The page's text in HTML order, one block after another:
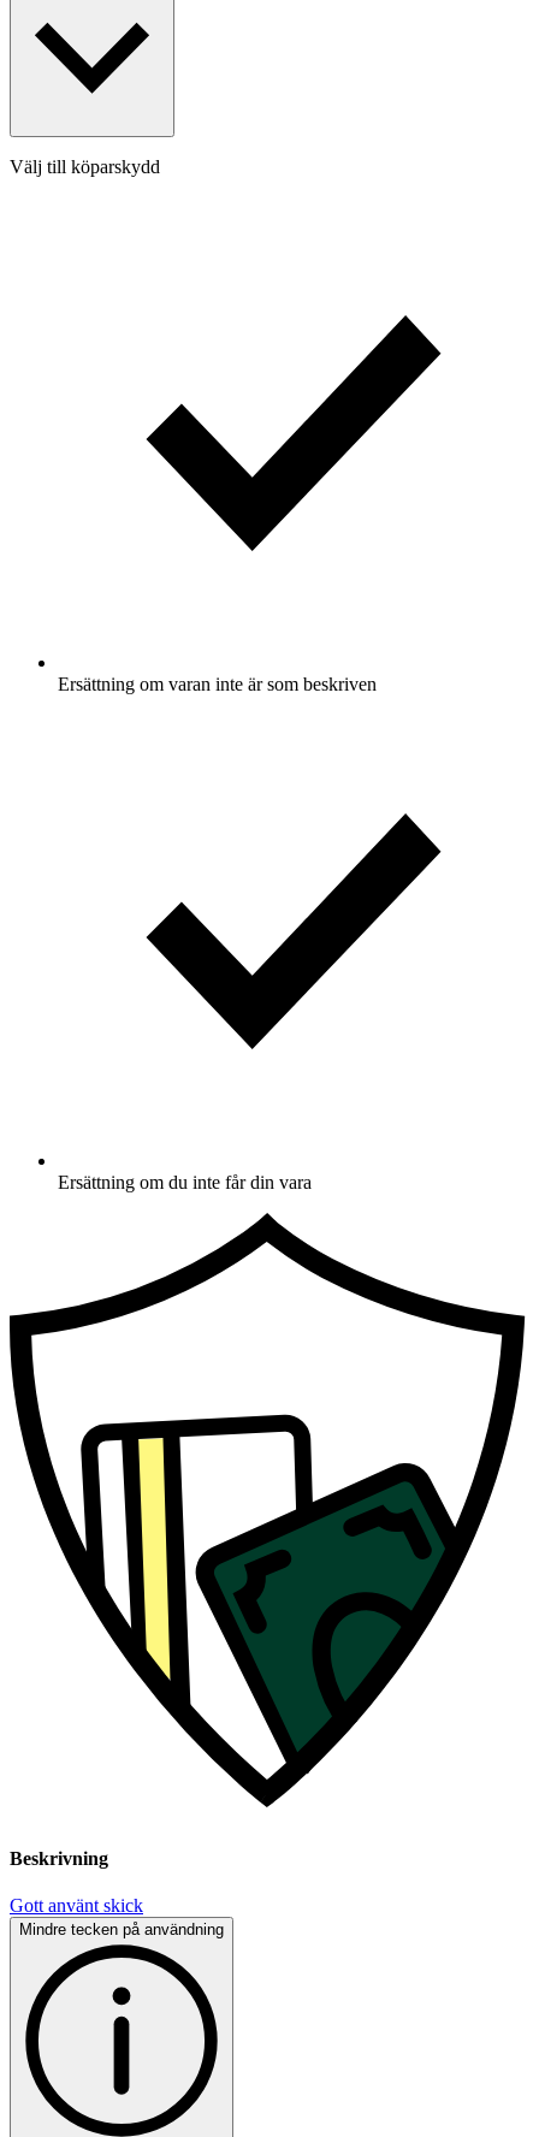
Välj till köparskydd
Ersättning om varan inte är som beskriven
Ersättning om du inte får din vara
Beskrivning
Gott använt skick
Mindre tecken på användning